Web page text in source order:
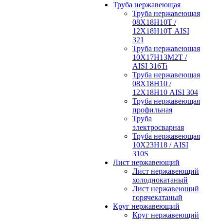
Труба нержавеющая
Труба нержавеющая
08Х18Н10Т /
12Х18Н10Т AISI
321
Труба нержавеющая
10Х17Н13М2Т /
AISI 316Ti
Труба нержавеющая
08Х18Н10 /
12Х18Н10 AISI 304
Труба нержавеющая
профильная
Труба
электросварная
Труба нержавеющая
10Х23Н18 / AISI
310S
Лист нержавеющий
Лист нержавеющий
холоднокатаный
Лист нержавеющий
горячекатаный
Круг нержавеющий
Круг нержавеющий